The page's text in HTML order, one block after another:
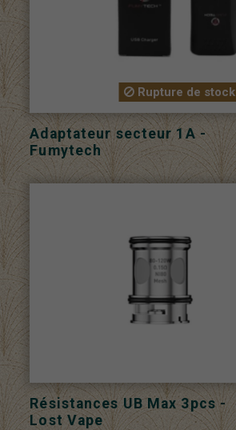
Rupture de stock
Adaptateur secteur 1A -
Fumytech
Résistances UB Max 3pcs -
Lost Vape